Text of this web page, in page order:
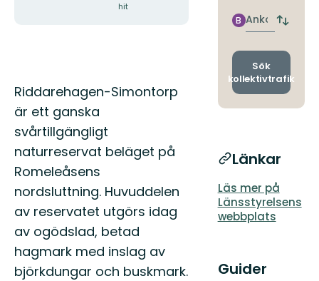
hit
Beskrivning
Riddarehagen-Simontorp
är ett ganska
svårtillgängligt
naturreservat beläget på
Romeleåsens
nordsluttning. Huvuddelen
av reservatet utgörs idag
av ogödslad, betad
hagmark med inslag av
björkdungar och buskmark.
Ankomst
B
Byt
och
Sök
kollektivtrafik
Länkar
Läs mer på
Länsstyrelsens
webbplats
Guider